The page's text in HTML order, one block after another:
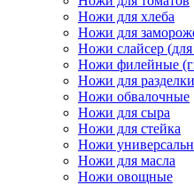
Ножи для хлеба
Ножи для
Ножи слайсер (для
Ножи филейные
Ножи для разделки
Ножи обвалочные
Ножи для сыра
Ножи для стейка
Ножи
Ножи для масла
Ножи овощные